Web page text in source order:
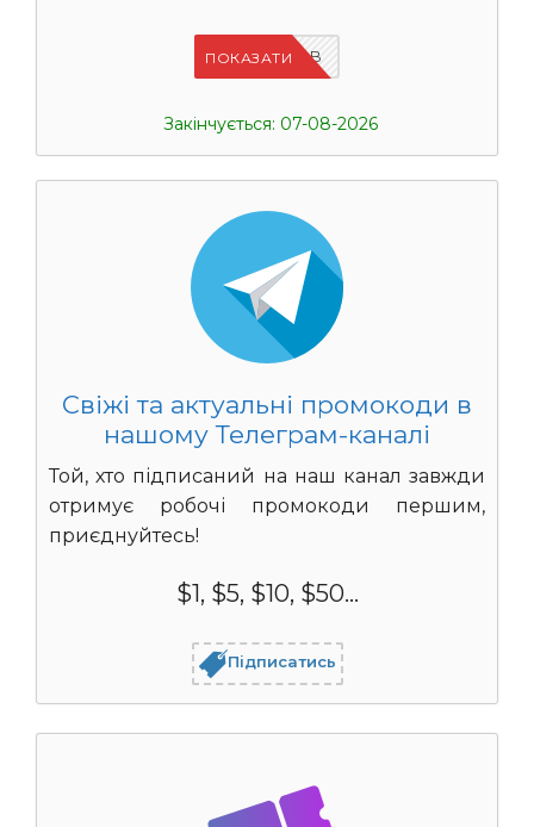
IFPIMPAB
ПОКАЗАТИ
Закінчується: 07-08-2026
Свіжі та актуальні промокоди в
нашому Телеграм-каналі
Той, хто підписаний на наш канал завжди
отримує робочі промокоди першим,
приєднуйтесь!
$1, $5, $10, $50...
Підписатись